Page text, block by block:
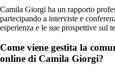
Camila Giorgi ha un rapporto
partecipando a interviste e
esperienza e le sue prospettive sul
Come viene gestita la
online di Camila Giorgi?